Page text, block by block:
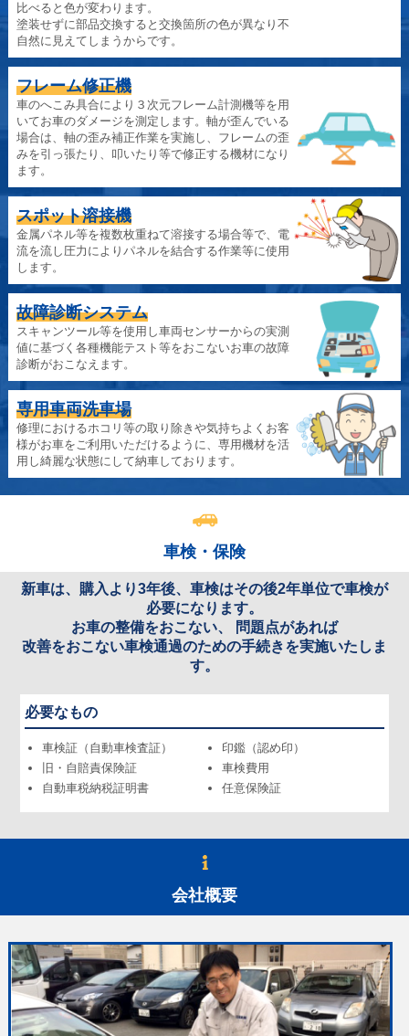
比べると色が変わります。
塗装せずに部品交換すると交換箇所の色が異なり不
自然に見えてしまうからです。
フレーム修正機
車のへこみ具合により３次元フレーム計測機等を用
いてお車のダメージを測定します。軸が歪んでいる
場合は、軸の歪み補正作業を実施し、フレームの歪
みを引っ張たり、叩いたり等で修正する機材になり
ます。
スポット溶接機
金属パネル等を複数枚重ねて溶接する場合等で、電
流を流し圧力によりパネルを結合する作業等に使用
します。
故障診断システム
スキャンツール等を使用し車両センサーからの実測
値に基づく各種機能テスト等をおこないお車の故障
診断がおこなえます。
専用車両洗車場
修理におけるホコリ等の取り除きや気持ちよくお客
様がお車をご利用いただけるように、専用機材を活
用し綺麗な状態にして納車しております。
車検・保険
新車は、購入より3年後、車検はその後2年単位で車検が
必要になります。
お車の整備をおこない、 問題点があれば
改善をおこない車検通過のための手続きを実施いたしま
す。
必要なもの
車検証（自動車検査証）
旧・自賠責保険証
自動車税納税証明書
印鑑（認め印）
車検費用
任意保険証
会社概要